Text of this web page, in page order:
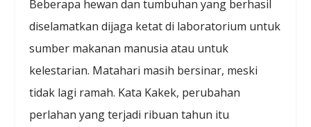
Beberapa hewan dan tumbuhan yang berhasil
diselamatkan dijaga ketat di laboratorium untuk
sumber makanan manusia atau untuk
kelestarian. Matahari masih bersinar, meski
tidak lagi ramah. Kata Kakek, perubahan
perlahan yang terjadi ribuan tahun itu